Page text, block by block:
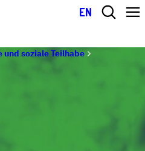
EN
und soziale Teilhabe